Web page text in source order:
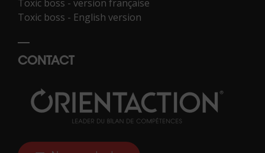
Toxic boss - version française
Toxic boss - English version
CONTACT